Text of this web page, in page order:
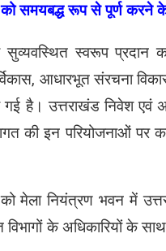
समयबद्ध रूप से पूर्ण करने के
स्वरूप प्रदान
आधारभूत संरचना
है। उत्तराखंड निवेश एवं
इन परियोजनाओं पर
को मेला नियंत्रण भवन में
विभागों के अधिकारियों के